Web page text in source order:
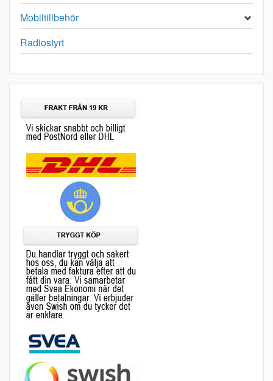
Mobiltillbehör
Radiostyrt